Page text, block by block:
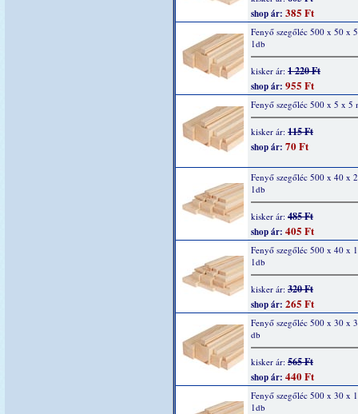
shop ár: 385 Ft
Fenyő szegőléc 500 x 50 x
1db
kisker ár: 1 220 Ft
shop ár: 955 Ft
Fenyő szegőléc 500 x 5 x 5
kisker ár: 115 Ft
shop ár: 70 Ft
Fenyő szegőléc 500 x 40 x
1db
kisker ár: 485 Ft
shop ár: 405 Ft
Fenyő szegőléc 500 x 40 x
1db
kisker ár: 320 Ft
shop ár: 265 Ft
Fenyő szegőléc 500 x 30 x
db
kisker ár: 565 Ft
shop ár: 440 Ft
Fenyő szegőléc 500 x 30 x
1db